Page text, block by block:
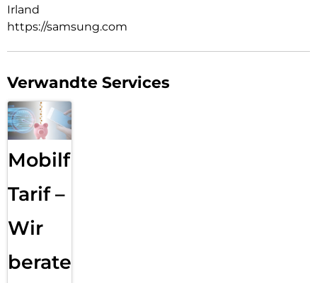
Irland
https://samsung.com
Verwandte Services
Mobilfunk
Tarif –
Wir
beraten